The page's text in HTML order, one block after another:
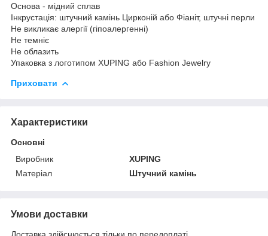
Основа - мідний сплав
Інкрустація: штучний камінь Цирконій або Фіаніт, штучні перли
Не викликає алергії (гіпоалергенні)
Не темніє
Не облазить
Упаковка з логотипом XUPING або Fashion Jewelry
Приховати
Характеристики
Основні
Виробник
XUPING
Матеріал
Штучний камінь
Умови доставки
Доставка здійснюється тільки по передоплаті.